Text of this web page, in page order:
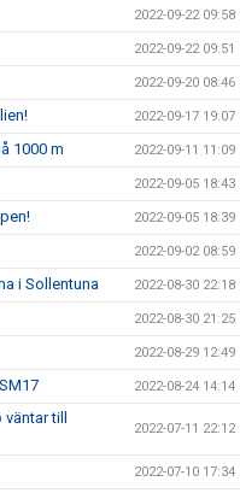
2022-09-22 09:58
2022-09-22 09:51
2022-09-20 08:46
2022-09-17 19:07
1000 m 2022-09-11 11:09
2022-09-05 18:43
2022-09-05 18:39
2022-09-02 08:59
i Sollentuna 2022-08-30 22:18
2022-08-30 21:25
2022-08-29 12:49
2022-08-24 14:14
till
2022-07-11 22:12
2022-07-10 17:34